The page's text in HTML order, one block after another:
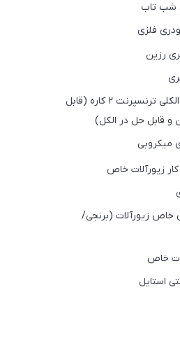
شب تاب
فلزی
رزین
رنگ‌ جوهر الکلی ترنسپرنت ۲ کاره (قابل
و قابل حل در الکل)
میکروبی
زیورآلات خاص
خاص زیورآلات (برنجی/
خاص
استایل